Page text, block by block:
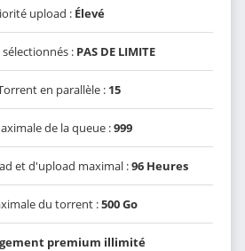
upload : Élevé
: PAS DE LIMITE
en parallèle : 15
de la queue :999
et d'upload maximal :96 Heures
du torrent :500 Go
premium illimité